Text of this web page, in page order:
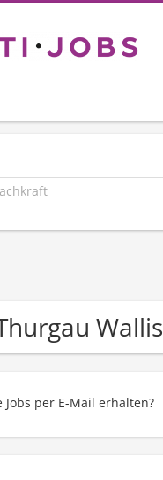
Wallis
per E-Mail erhalten?